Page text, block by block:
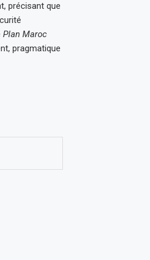
précisant que
Plan Maroc
pragmatique